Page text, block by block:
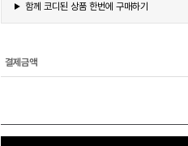
함께 코디된 상품 한번에 구매하기
결제금액